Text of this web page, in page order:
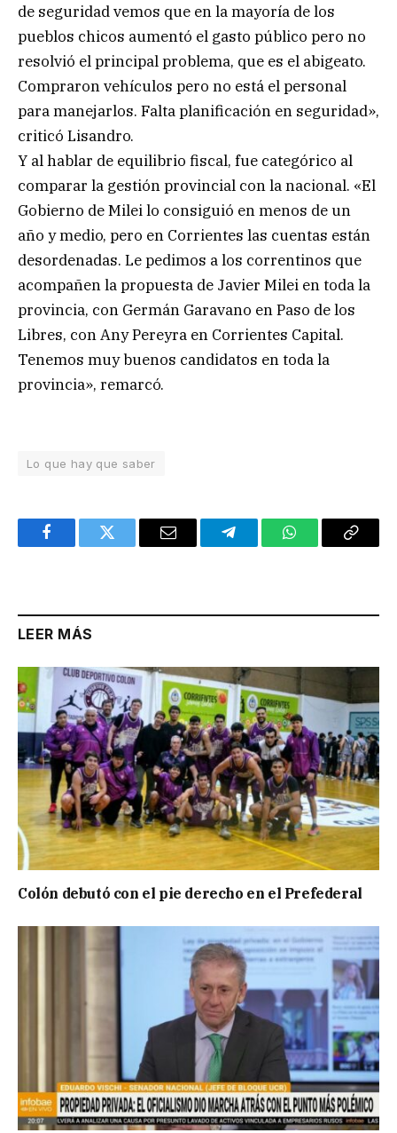
de seguridad vemos que en la mayoría de los
pueblos chicos aumentó el gasto público pero no
resolvió el principal problema, que es el abigeato.
Compraron vehículos pero no está el personal
para manejarlos. Falta planificación en seguridad»,
criticó Lisandro.
Y al hablar de equilibrio fiscal, fue categórico al
comparar la gestión provincial con la nacional. «El
Gobierno de Milei lo consiguió en menos de un
año y medio, pero en Corrientes las cuentas están
desordenadas. Le pedimos a los correntinos que
acompañen la propuesta de Javier Milei en toda la
provincia, con Germán Garavano en Paso de los
Libres, con Any Pereyra en Corrientes Capital.
Tenemos muy buenos candidatos en toda la
provincia», remarcó.
Lo que hay que saber
FacebookTwitter Email TelegramWhatsAppCopy
LEER MÁS
Colón debutó con el pie derecho en el Prefederal